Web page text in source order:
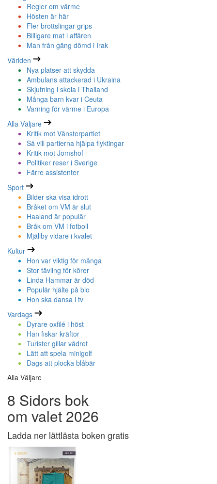
Regler om värme
Hösten är här
Fler brottslingar grips
Billigare mat i affären
Man från gäng dömd i Irak
Världen
Nya platser att skydda
Ambulans attackerad i Ukraina
Skjutning i skola i Thailand
Många barn kvar i Ceuta
Varning för värme i Europa
Alla Väljare
Kritik mot Vänsterpartiet
Så vill partierna hjälpa flyktingar
Kritik mot Jomshof
Politiker reser i Sverige
Färre assistenter
Sport
Bilder ska visa idrott
Bråket om VM är slut
Haaland är populär
Bråk om VM i fotboll
Mjällby vidare i kvalet
Kultur
Hon var viktig för många
Stor tävling för körer
Linda Hammar är död
Populär hjälte på bio
Hon ska dansa i tv
Vardags
Dyrare oxfilé i höst
Han fiskar kräftor
Turister gillar vädret
Lätt att spela minigolf
Dags att plocka blåbär
Alla Väljare
8 Sidors bok
om valet 2026
Ladda ner lättlästa boken gratis